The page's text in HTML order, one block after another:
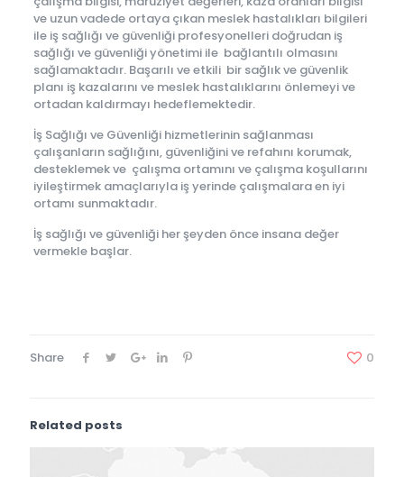
ve uzun vadede ortaya çıkan meslek hastalıkları bilgileri
ile iş sağlığı ve güvenliği profesyonelleri doğrudan iş
sağlığı ve güvenliği yönetimi ile bağlantılı olmasını
sağlamaktadır. Başarılı ve etkili bir sağlık ve güvenlik
planı iş kazalarını ve meslek hastalıklarını önlemeyi ve
ortadan kaldırmayı hedeflemektedir.
İş Sağlığı ve Güvenliği hizmetlerinin sağlanması
çalışanların sağlığını, güvenliğini ve refahını korumak,
desteklemek ve çalışma ortamını ve çalışma koşullarını
iyileştirmek amaçlarıyla iş yerinde çalışmalara en iyi
ortamı sunmaktadır.
İş sağlığı ve güvenliği her şeyden önce insana değer
vermekle başlar.
Share 0
Related posts